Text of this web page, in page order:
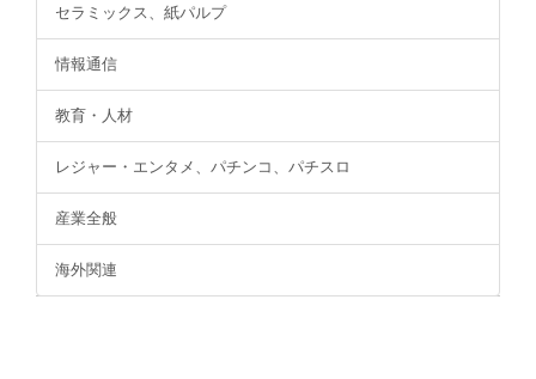
セラミックス、紙パルプ
情報通信
教育・人材
レジャー・エンタメ、パチンコ、パチスロ
産業全般
海外関連